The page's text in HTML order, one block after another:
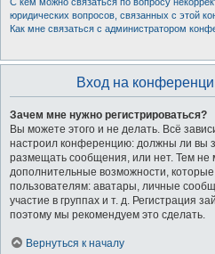
юридических вопросов, связанных с этой
Как мне связаться с администратором
Вход на
Зачем мне нужно регистрироваться?
Вы можете этого и не делать. Всё
настроил конференцию: должны ли вы
размещать сообщения, или нет. Тем не
дополнительные возможности,
пользователям: аватары, личные
участие в группах и т. д. Регистрация
поэтому мы рекомендуем это сделать.
Вернуться к началу